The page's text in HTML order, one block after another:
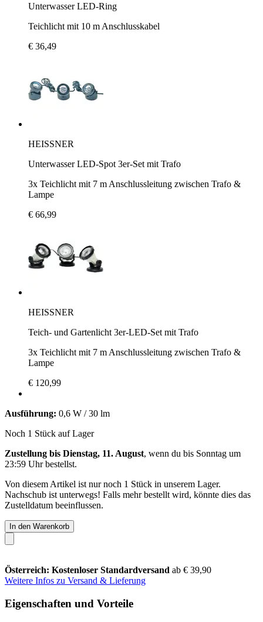
Unterwasser LED-Ring
Teichlicht mit 10 m Anschlusskabel
€ 36,49
HEISSNER
Unterwasser LED-Spot 3er-Set mit Trafo
3x Teichlicht mit 7 m Anschlussleitung zwischen Trafo &
Lampe
€ 66,99
HEISSNER
Teich- und Gartenlicht 3er-LED-Set mit Trafo
3x Teichlicht mit 7 m Anschlussleitung zwischen Trafo &
Lampe
€ 120,99
Ausführung: 0,6 W / 30 lm
Noch 1 Stück auf Lager
Zustellung bis Dienstag, 11. August, wenn du bis Sonntag um
23:59 Uhrbestellst.
Von diesem Artikel ist nur noch 1 Stück in unserem Lager.
Nachschub ist unterwegs! Falls mehr bestellt wird, könnte dies das
Zustelldatum beeinflussen.
In den Warenkorb
Österreich: Kostenloser Standardversand ab € 39,90
Weitere Infos zu Versand & Lieferung
Eigenschaften und Vorteile